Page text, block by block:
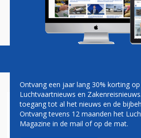
Magazine Podcasts
DELTA VANAF
WEER NAAR INDIA
Ontvang een jaar lang 30% korting
Luchtvaartnieuws en
toegang tot al het nieuws en de
Ontvang tevens 12 maanden het
Magazine in de mail of op de mat.